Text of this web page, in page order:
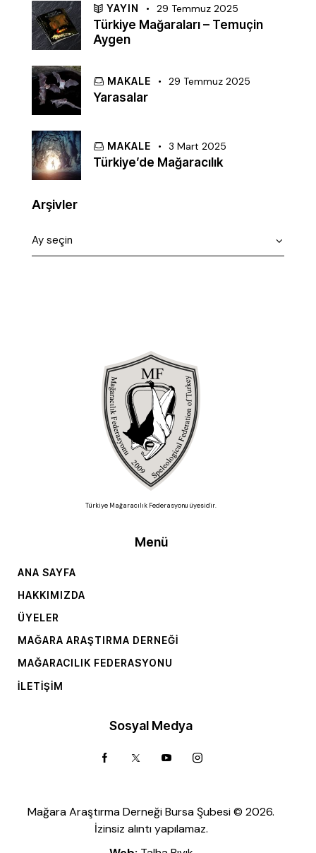
YAYIN 29 Temmuz 2025
Türkiye Mağaraları – Temuçin
Aygen
MAKALE 29 Temmuz 2025
Yarasalar
MAKALE 3 Mart 2025
Türkiye’de Mağaracılık
Arşivler
Türkiye Mağaracılık Federasyonu üyesidir.
Menü
ANA SAYFA
HAKKIMIZDA
ÜYELER
MAĞARA ARAŞTIRMA DERNEĞI
MAĞARACILIK FEDERASYONU
İLETIŞIM
Sosyal Medya
Mağara Araştırma Derneği Bursa Şubesi © 2026.
İzinsiz alıntı yapılamaz.